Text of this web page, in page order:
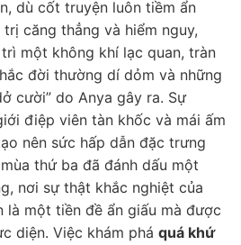
dù cốt truyện luôn tiềm ẩn
căng thẳng và hiểm nguy,
một không khí lạc quan, tràn
đời thường dí dỏm và những
cười” do Anya gây ra. Sự
điệp viên tàn khốc và mái ấm
nên sức hấp dẫn đặc trưng
thứ ba đã đánh dấu một
nơi sự thật khắc nghiệt của
là một tiền đề ẩn giấu mà được
diện. Việc khám phá quá khứ